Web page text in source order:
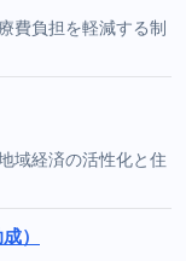
費負担を軽減する制
域経済の活性化と住
）